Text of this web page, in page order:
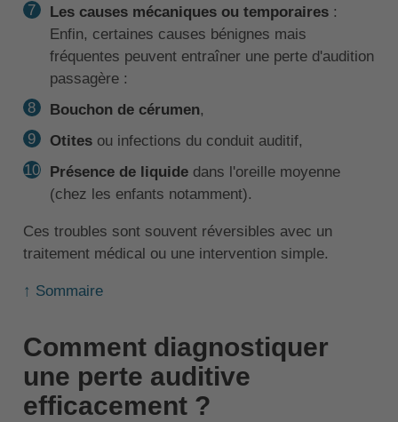
Les causes mécaniques ou temporaires:
Enfin, certaines causes bénignes mais
fréquentes peuvent entraîner une perte d'audition
passagère :
Bouchon de cérumen,
Otitesou infections du conduit auditif,
Présence de liquidedans l'oreille moyenne
(chez les enfants notamment).
Ces troubles sont souvent réversibles avec un
traitement médical ou une intervention simple.
↑ Sommaire
Comment diagnostiquer
une perte auditive
efficacement ?